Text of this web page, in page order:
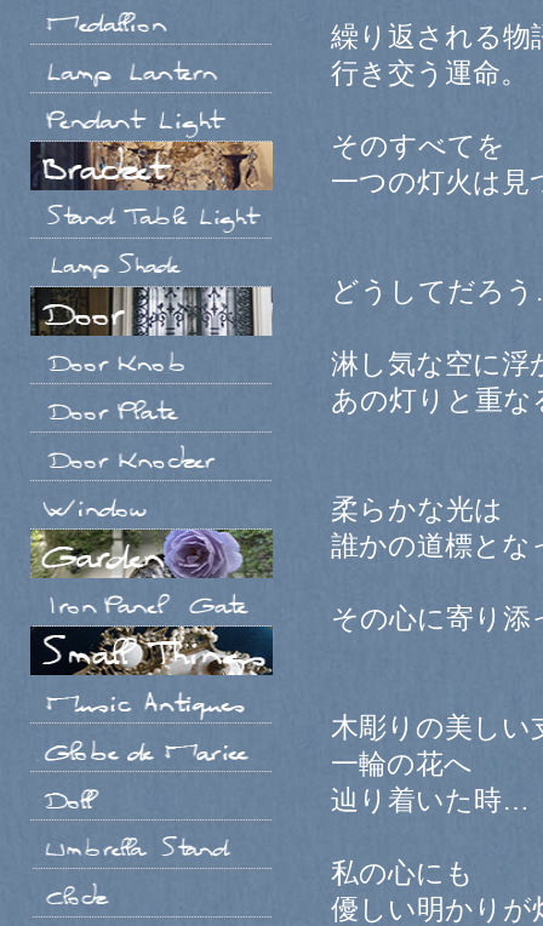
繰り返される物
行き交う運命。
そのすべてを
一つの灯火は見
どうしてだろ
淋し気な空に浮
あの灯りと重な
柔らかな光は
誰かの道標とな
その心に寄り添
木彫りの美しい
一輪の花へ
辿り着いた時…
私の心にも
優しい明かりが